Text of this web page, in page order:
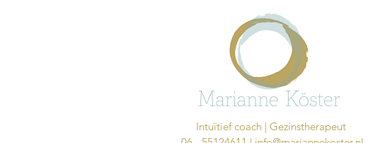
Intuïtief coach | Gezinstherapeut